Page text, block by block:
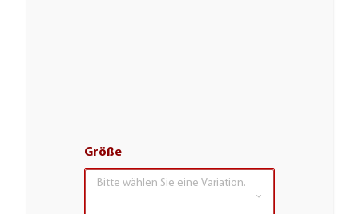
Größe
Bitte wählen Sie eine Variation.